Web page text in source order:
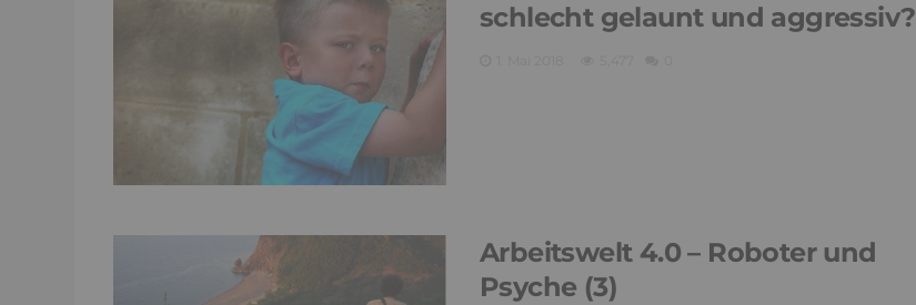
schlecht gelaunt und aggressiv?
Arbeitswelt 4.0 – Roboter und
Psyche (3)